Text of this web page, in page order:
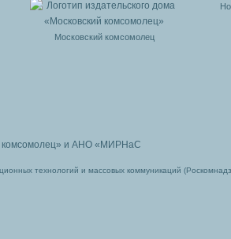
Московский комсомолец
и АНО «МИРНаС
технологий и массовых коммуникаций